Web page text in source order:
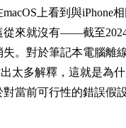
上看到與iPhone
從來就沒有——截至
。對於筆記本電腦離
太多解釋，這就是為
當前可行性的錯誤假設